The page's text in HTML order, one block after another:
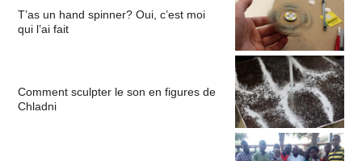
T’as un hand spinner? Oui, c’est moi
qui l’ai fait
Comment sculpter le son en figures de
Chladni